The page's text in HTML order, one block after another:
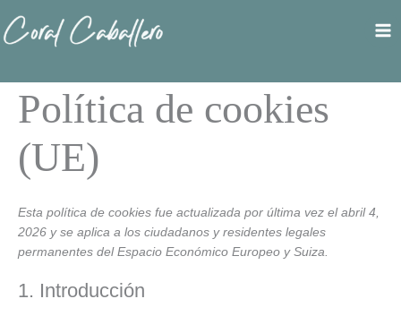
al
contenido
Política de cookies
(UE)
Esta política de cookies fue actualizada por última vez el abril 4,
2026 y se aplica a los ciudadanos y residentes legales
permanentes del Espacio Económico Europeo y Suiza.
1. Introducción